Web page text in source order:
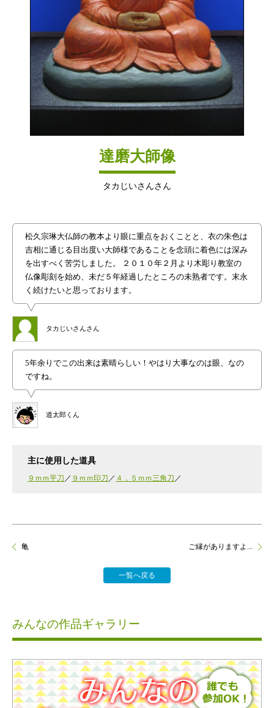
達磨大師像
タカじいさんさん
タカじいさんさん
松久宗琳大仏師の教本より眼に重点をおくことと、衣の朱色は
吉相に通じる目出度い大師様であることを念頭に着色には深み
を出すべく苦労しました。 ２０１０年２月より木彫り教室の
仏像彫刻を始め、未だ５年経過したところの未熟者です。末永
く続けたいと思っております。
道太郎くん
5年余りでこの出来は素晴らしい！やはり大事なのは眼、なの
ですね。
主に使用した道具
９ｍｍ平刀 ９ｍｍ印刀 ４，５ｍｍ三角刀
亀
一覧へ戻る
ご縁がありますよ...
みんなの作品ギャラリー